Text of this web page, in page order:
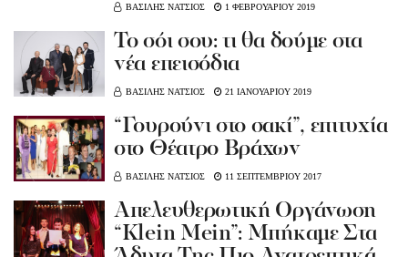
ΒΑΣΙΛΗΣ ΝΑΤΣΙΟΣ 1 ΦΕΒΡΟΥΑΡΙΟΥ 2019
Το σόι σου: τι θα δούμε στα
νέα επεισόδια
ΒΑΣΙΛΗΣ ΝΑΤΣΙΟΣ 21 ΙΑΝΟΥΑΡΙΟΥ 2019
“Γουρούνι στο σακί”, επιτυχία
στο Θέατρο Βράχων
ΒΑΣΙΛΗΣ ΝΑΤΣΙΟΣ 11 ΣΕΠΤΕΜΒΡΙΟΥ 2017
Απελευθερωτική Οργάνωση
“Klein Mein”: Μπήκαμε Στα